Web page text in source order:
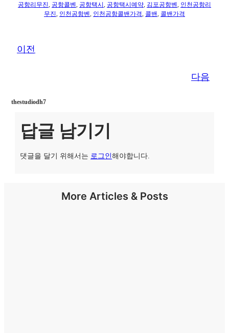
공항리무진 공항콜벤 공항택시 공항택시예약 김포공항벤 인천공항리
무진 인천공항벤 인천공항콜밴가격 콜밴 콜밴가격
이전
다음
thestudiodh7
답글 남기기
댓글을 달기 위해서는 로그인해야합니다.
More Articles & Posts